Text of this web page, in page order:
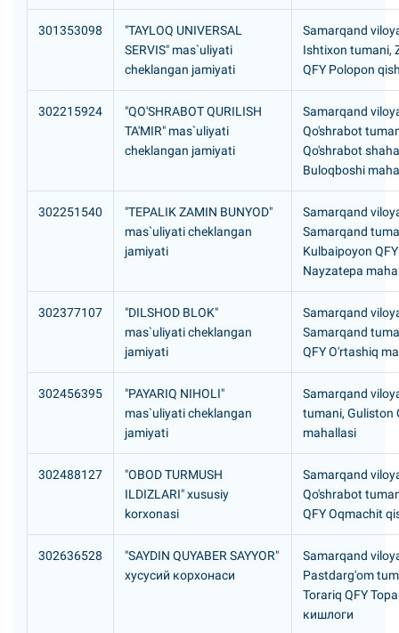
301353098
"TAYLOQ UNIVERSAL
SERVIS" mas`uliyati
cheklangan jamiyati
Samarqand
Ishtixon tumani,
QFY Polopon
302215924
"QO'SHRABOT QURILISH
TA'MIR" mas`uliyati
cheklangan jamiyati
Samarqand
Qo'shrabot
Qo'shrabot
Buloqboshi
302251540
"TEPALIK ZAMIN BUNYOD"
mas`uliyati cheklangan
jamiyati
Samarqand
Samarqand
Kulbaipoyon QFY
Nayzatepa
302377107
"DILSHOD BLOK"
mas`uliyati cheklangan
jamiyati
Samarqand
Samarqand
QFY O'rtashiq
302456395
"PAYARIQ NIHOLI"
mas`uliyati cheklangan
jamiyati
Samarqand
tumani, Guliston
mahallasi
302488127
"OBOD TURMUSH
ILDIZLARI" xususiy
korxonasi
Samarqand
Qo'shrabot
QFY Oqmachit
302636528
"SAYDIN QUYABER SAYYOR"
хусусий корхонаси
Samarqand
Pastdarg'om
Torariq QFY
кишлоги